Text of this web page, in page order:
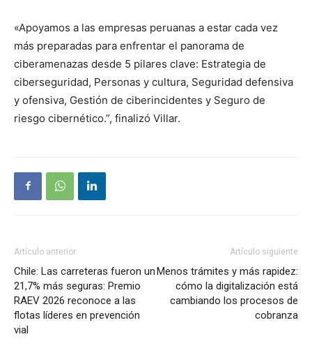
«Apoyamos a las empresas peruanas a estar cada vez
más preparadas para enfrentar el panorama de
ciberamenazas desde 5 pilares clave: Estrategia de
ciberseguridad, Personas y cultura, Seguridad defensiva
y ofensiva, Gestión de ciberincidentes y Seguro de
riesgo cibernético.”, finalizó Villar.
Artículo anterior
Chile: Las carreteras fueron un
21,7% más seguras: Premio
RAEV 2026 reconoce a las
flotas líderes en prevención
vial
Artículo siguiente
Menos trámites y más rapidez:
cómo la digitalización está
cambiando los procesos de
cobranza